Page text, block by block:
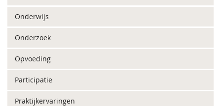
Onderwijs
Onderzoek
Opvoeding
Participatie
Praktijkervaringen